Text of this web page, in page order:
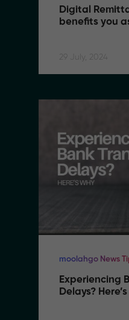
Digital
benefits you
29 July, 2024
moolahgo News
Experiencing
Delays?